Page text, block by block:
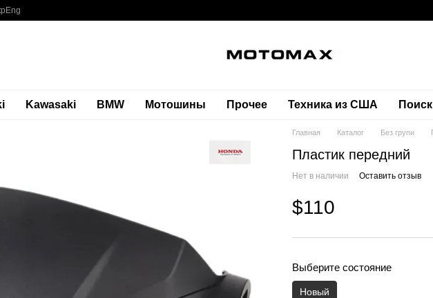
Eng
Kawasaki BMW Мотошины Прочее Техника из США
Главная Каталог Без групи
Пластик передний
Нет в наличии Оставить отзыв
$110
Выберите состояние
Новый